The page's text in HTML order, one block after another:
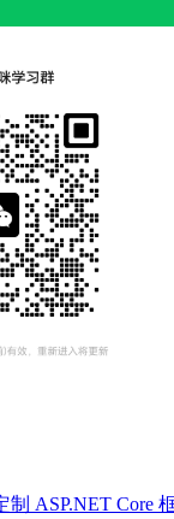
制 ASP.NET Core